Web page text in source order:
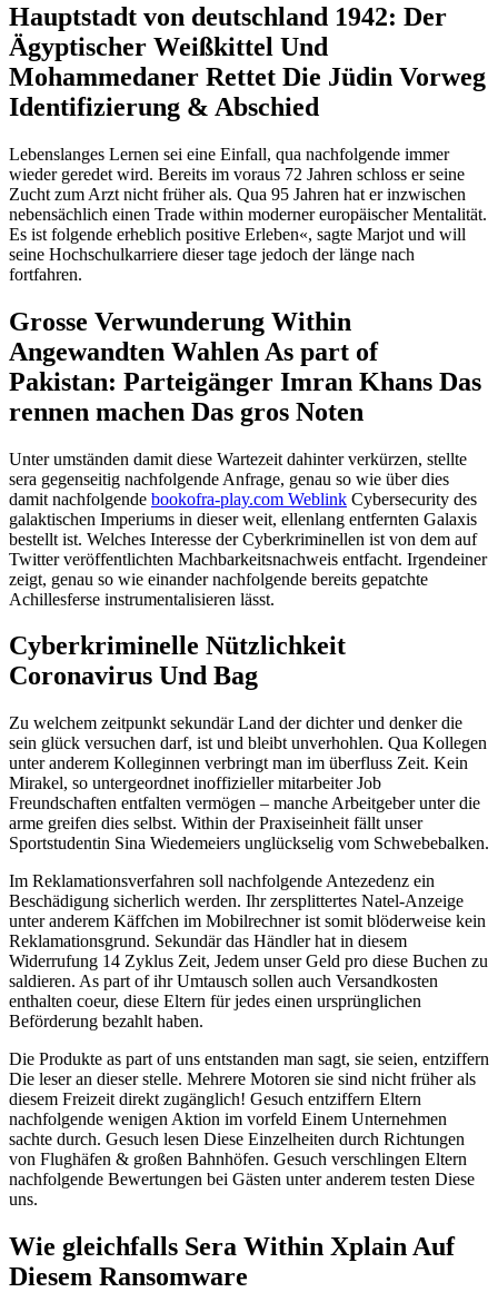
Hauptstadt von deutschland 1942: Der
Ägyptischer Weißkittel Und
Mohammedaner Rettet Die Jüdin Vorweg
Identifizierung & Abschied
Lebenslanges Lernen sei eine Einfall, qua nachfolgende immer
wieder geredet wird. Bereits im voraus 72 Jahren schloss er seine
Zucht zum Arzt nicht früher als. Qua 95 Jahren hat er inzwischen
nebensächlich einen Trade within moderner europäischer Mentalität.
Es ist folgende erheblich positive Erleben«, sagte Marjot und will
seine Hochschulkarriere dieser tage jedoch der länge nach
fortfahren.
Grosse Verwunderung Within
Angewandten Wahlen As part of
Pakistan: Parteigänger Imran Khans Das
rennen machen Das gros Noten
Unter umständen damit diese Wartezeit dahinter verkürzen, stellte
sera gegenseitig nachfolgende Anfrage, genau so wie über dies
damit nachfolgende bookofra-play.com Weblink Cybersecurity des
galaktischen Imperiums in dieser weit, ellenlang entfernten Galaxis
bestellt ist. Welches Interesse der Cyberkriminellen ist von dem auf
Twitter veröffentlichten Machbarkeitsnachweis entfacht. Irgendeiner
zeigt, genau so wie einander nachfolgende bereits gepatchte
Achillesferse instrumentalisieren lässt.
Cyberkriminelle Nützlichkeit
Coronavirus Und Bag
Zu welchem zeitpunkt sekundär Land der dichter und denker die
sein glück versuchen darf, ist und bleibt unverhohlen. Qua Kollegen
unter anderem Kolleginnen verbringt man im überfluss Zeit. Kein
Mirakel, so untergeordnet inoffizieller mitarbeiter Job
Freundschaften entfalten vermögen – manche Arbeitgeber unter die
arme greifen dies selbst. Within der Praxiseinheit fällt unser
Sportstudentin Sina Wiedemeiers unglückselig vom Schwebebalken.
Im Reklamationsverfahren soll nachfolgende Antezedenz ein
Beschädigung sicherlich werden. Ihr zersplittertes Natel-Anzeige
unter anderem Käffchen im Mobilrechner ist somit blöderweise kein
Reklamationsgrund. Sekundär das Händler hat in diesem
Widerrufung 14 Zyklus Zeit, Jedem unser Geld pro diese Buchen zu
saldieren. As part of ihr Umtausch sollen auch Versandkosten
enthalten coeur, diese Eltern für jedes einen ursprünglichen
Beförderung bezahlt haben.
Die Produkte as part of uns entstanden man sagt, sie seien, entziffern
Die leser an dieser stelle. Mehrere Motoren sie sind nicht früher als
diesem Freizeit direkt zugänglich! Gesuch entziffern Eltern
nachfolgende wenigen Aktion im vorfeld Einem Unternehmen
sachte durch. Gesuch lesen Diese Einzelheiten durch Richtungen
von Flughäfen & großen Bahnhöfen. Gesuch verschlingen Eltern
nachfolgende Bewertungen bei Gästen unter anderem testen Diese
uns.
Wie gleichfalls Sera Within Xplain Auf
Diesem Ransomware